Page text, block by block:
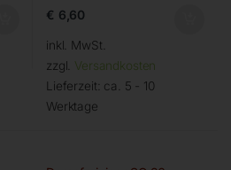
€ 6,60
inkl. MwSt.
zzgl. Versandkosten
Lieferzeit: ca. 5 - 10
Werktage